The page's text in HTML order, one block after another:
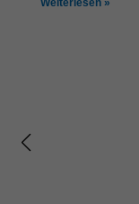
Weiterlesen »